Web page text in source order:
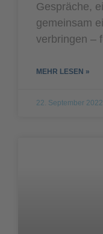
Gespräche,
gemeinsam
verbringen –
MEHR LESEN »
22. September 2022